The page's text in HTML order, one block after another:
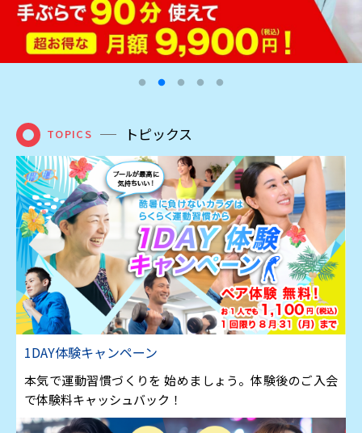
TOPICS トピックス
1DAY体験キャンペーン
本気で運動習慣づくりを 始めましょう。体験後のご入会
で体験料キャッシュバック！